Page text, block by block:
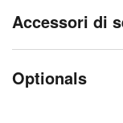
Accessori di
Optionals